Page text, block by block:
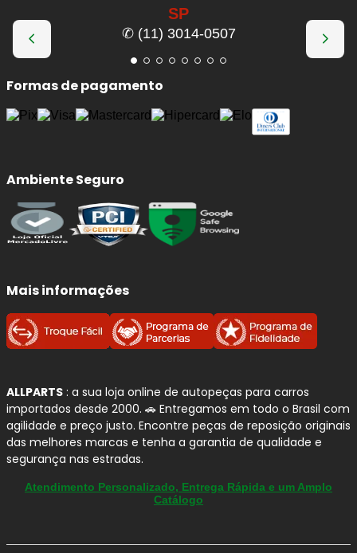
SP
✆ (11) 3014-0507
Formas de pagamento
Ambiente Seguro
Mais informações
ALLPARTS : a sua loja online de autopeças para carros
importados desde 2000. 🚗 Entregamos em todo o Brasil com
agilidade e preço justo. Encontre peças de reposição originais
das melhores marcas e tenha a garantia de qualidade e
segurança nas estradas.
Atendimento Personalizado, Entrega Rápida e um Amplo
Catálogo